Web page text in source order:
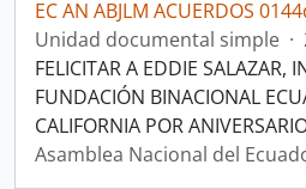
EC AN ABJLM ACUERDOS
Unidad documental simple ·
FELICITAR A EDDIE SALAZAR,
FUNDACIÓN BINACIONAL
CALIFORNIA POR
Asamblea Nacional del